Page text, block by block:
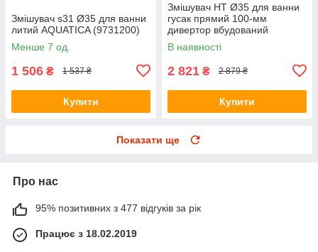
Змішувач s31 Ø35 для ванни
литий AQUATICA (9731200)
Менше 7 од.
1 506 ₴ 1 537 ₴
Купити
Змішувач HT Ø35 для ванни
гусак прямий 100-мм
дивертор вбудований
картриджний SS AQUATICA T-
2C171P (9719211)
В наявності
2 821 ₴ 2 879 ₴
Купити
Показати ще
Про нас
95% позитивних з 477 відгуків за рік
Працює з 18.02.2019